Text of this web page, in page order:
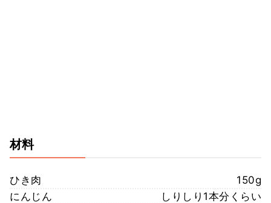
材料
ひき肉
150g
にんじん
しりしり1本分くらい